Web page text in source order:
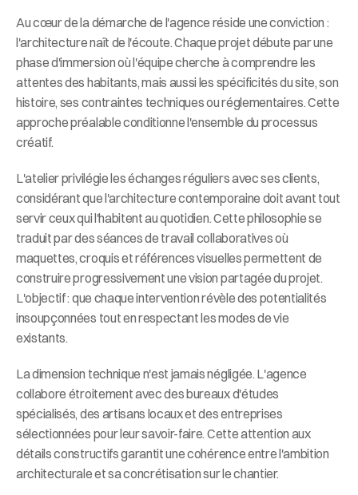
Au cœur de la démarche de l'agence réside une conviction :
l'architecture naît de l'écoute. Chaque projet débute par une
phase d'immersion où l'équipe cherche à comprendre les
attentes des habitants, mais aussi les spécificités du site, son
histoire, ses contraintes techniques ou réglementaires. Cette
approche préalable conditionne l'ensemble du processus
créatif.
L'atelier privilégie les échanges réguliers avec ses clients,
considérant que l'architecture contemporaine doit avant tout
servir ceux qui l'habitent au quotidien. Cette philosophie se
traduit par des séances de travail collaboratives où
maquettes, croquis et références visuelles permettent de
construire progressivement une vision partagée du projet.
L'objectif : que chaque intervention révèle des potentialités
insoupçonnées tout en respectant les modes de vie
existants.
La dimension technique n'est jamais négligée. L'agence
collabore étroitement avec des bureaux d'études
spécialisés, des artisans locaux et des entreprises
sélectionnées pour leur savoir-faire. Cette attention aux
détails constructifs garantit une cohérence entre l'ambition
architecturale et sa concrétisation sur le chantier.